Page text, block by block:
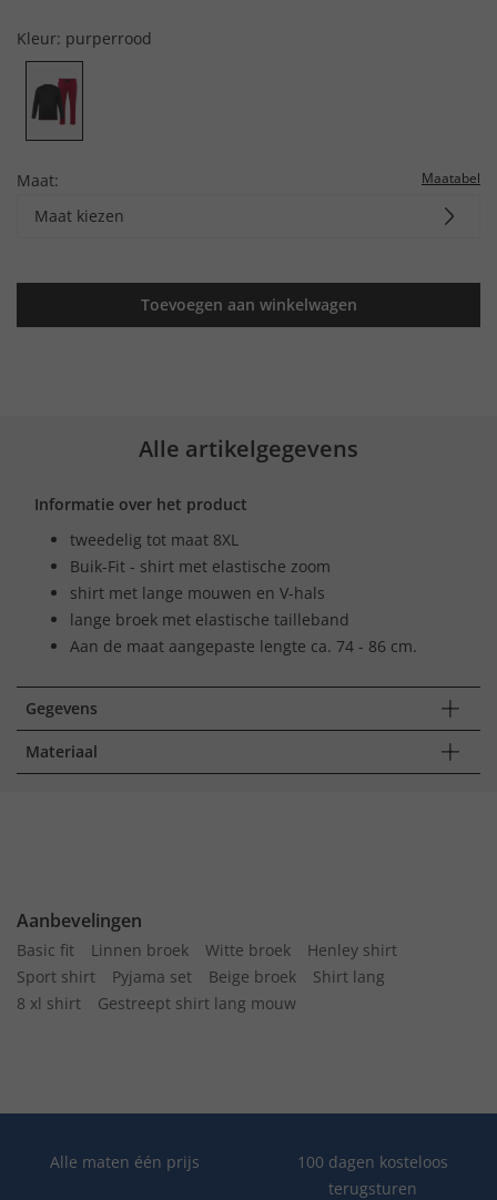
Kleur: purperrood
Maat: Maatabel
Maat kiezen
Toevoegen aan winkelwagen
Alle artikelgegevens
Informatie over het product
tweedelig tot maat 8XL
Buik-Fit - shirt met elastische zoom
shirt met lange mouwen en V-hals
lange broek met elastische tailleband
Aan de maat aangepaste lengte ca. 74 - 86 cm.
Gegevens
Materiaal
Aanbevelingen
Basic fit Linnen broek Witte broek
Henley shirt
Sport shirt
Pyjama set Beige broek
Shirt lang
8 xl shirt
Gestreept shirt lang mouw
Alle maten één prijs
100 dagen kosteloos
terugsturen